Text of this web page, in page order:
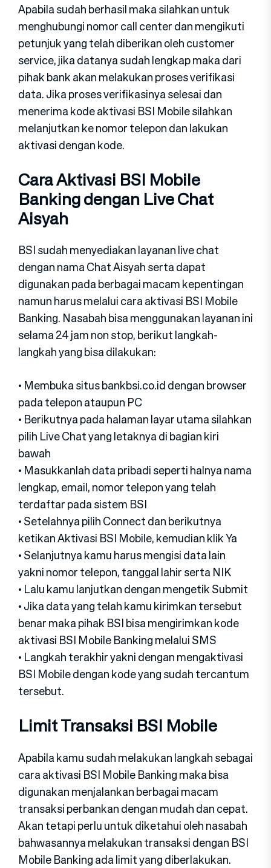
Apabila sudah berhasil maka silahkan untuk
menghubungi nomor call center dan mengikuti
petunjuk yang telah diberikan oleh customer
service, jika datanya sudah lengkap maka dari
pihak bank akan melakukan proses verifikasi
data. Jika proses verifikasinya selesai dan
menerima kode aktivasi BSI Mobile silahkan
melanjutkan ke nomor telepon dan lakukan
aktivasi dengan kode.
Cara Aktivasi BSI Mobile
Banking dengan Live Chat
Aisyah
BSI sudah menyediakan layanan live chat
dengan nama Chat Aisyah serta dapat
digunakan pada berbagai macam kepentingan
namun harus melalui cara aktivasi BSI Mobile
Banking. Nasabah bisa menggunakan layanan ini
selama 24 jam non stop, berikut langkah-
langkah yang bisa dilakukan:
• Membuka situs bankbsi.co.id dengan browser
pada telepon ataupun PC
• Berikutnya pada halaman layar utama silahkan
pilih Live Chat yang letaknya di bagian kiri
bawah
• Masukkanlah data pribadi seperti halnya nama
lengkap, email, nomor telepon yang telah
terdaftar pada sistem BSI
• Setelahnya pilih Connect dan berikutnya
ketikan Aktivasi BSI Mobile, kemudian klik Ya
• Selanjutnya kamu harus mengisi data lain
yakni nomor telepon, tanggal lahir serta NIK
• Lalu kamu lanjutkan dengan mengetik Submit
• Jika data yang telah kamu kirimkan tersebut
benar maka pihak BSI bisa mengirimkan kode
aktivasi BSI Mobile Banking melalui SMS
• Langkah terakhir yakni dengan mengaktivasi
BSI Mobile dengan kode yang sudah tercantum
tersebut.
Limit Transaksi BSI Mobile
Apabila kamu sudah melakukan langkah sebagai
cara aktivasi BSI Mobile Banking maka bisa
digunakan menjalankan berbagai macam
transaksi perbankan dengan mudah dan cepat.
Akan tetapi perlu untuk diketahui oleh nasabah
bahwasannya melakukan transaksi dengan BSI
Mobile Banking ada limit yang diberlakukan.